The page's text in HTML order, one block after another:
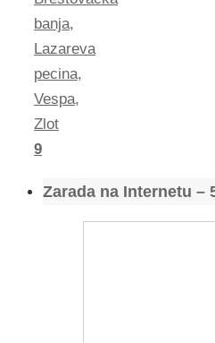
banja,
Lazareva
pecina,
Vespa,
Zlot
9
Zarada na Internetu –